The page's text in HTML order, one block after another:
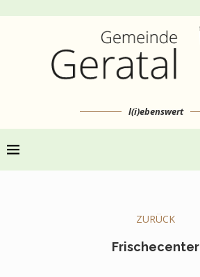
l(i)ebenswert
ZURÜCK
Frischecenter